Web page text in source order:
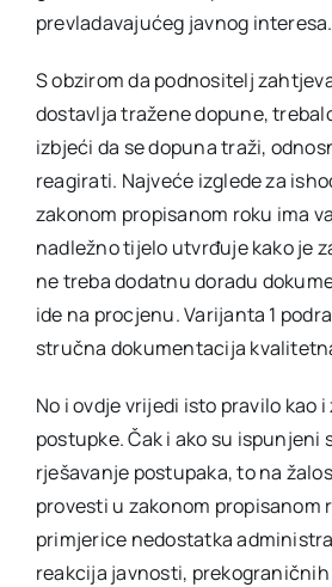
prevladavajućeg javnog interesa.
S obzirom da podnositelj
dostavlja tražene dopune,
izbjeći da se dopuna traži,
reagirati. Najveće izglede za
zakonom propisanom roku ima
nadležno tijelo utvrđuje kako je
ne treba dodatnu doradu
ide na procjenu. Varijanta 1
stručna dokumentacija
No i ovdje vrijedi isto pravilo kao i
postupke. Čak i ako su ispunjeni
rješavanje postupaka, to na
provesti u zakonom propisanom
primjerice nedostatka
reakcija javnosti,